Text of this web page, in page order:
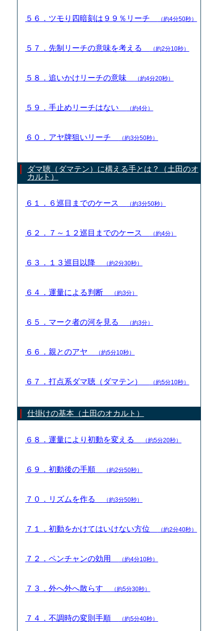
５６．ツモり四暗刻は９９％リーチ （約4分50秒）
５７．先制リーチの意味を考える （約2分10秒）
５８．追いかけリーチの意味 （約4分20秒）
５９．手止めリーチはない （約4分）
６０．アヤ牌狙いリーチ （約3分50秒）
ダマ聴（ダマテン）に構える手とは？（土田のオ
カルト）
６１．６巡目までのケース （約3分50秒）
６２．７～１２巡目までのケース （約4分）
６３．１３巡目以降 （約2分30秒）
６４．運量による判断 （約3分）
６５．マーク者の河を見る （約3分）
６６．親とのアヤ （約5分10秒）
６７．打点系ダマ聴（ダマテン） （約5分10秒）
仕掛けの基本（土田のオカルト）
６８．運量により初動を変える （約5分20秒）
６９．初動後の手順 （約2分50秒）
７０．リズムを作る （約3分50秒）
７１．初動をかけてはいけない方位 （約2分40秒）
７２．ペンチャンの効用 （約4分10秒）
７３．外へ外へ散らす （約5分30秒）
７４．不調時の変則手順 （約5分40秒）